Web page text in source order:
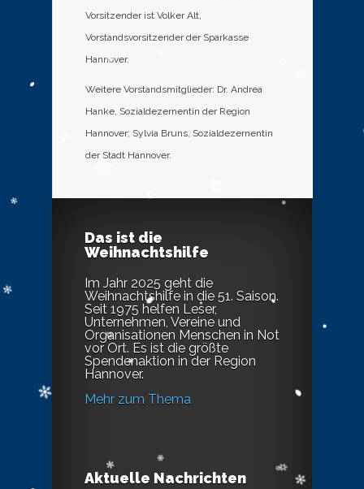
Vorsitzender ist Volker Alt,
Vorstandsvorsitzender der Sparkasse
Hannover.
Weitere Vorstandsmitglieder: Dr. Andrea
Hanke, Sozialdezernentin der Region
Hannover; Sylvia Bruns, Sozialdezernentin
der Stadt Hannover.
Das ist die
Weihnachtshilfe
Im Jahr 2025 geht die
Weihnachtshilfe in die 51. Saison.
Seit 1975 helfen Leser,
Unternehmen, Vereine und
Organisationen Menschen in Not
vor Ort. Es ist die größte
Spendenaktion in der Region
Hannover.
Mehr zum Thema
Aktuelle Nachrichten